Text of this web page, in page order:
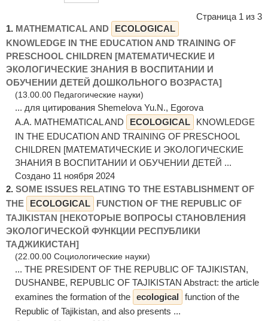
Страница 1 из 3
1. MATHEMATICAL AND
ECOLOGICAL
KNOWLEDGE IN THE EDUCATION AND TRAINING OF
PRESCHOOL CHILDREN [МАТЕМАТИЧЕСКИЕ И
ЭКОЛОГИЧЕСКИЕ ЗНАНИЯ В ВОСПИТАНИИ И
ОБУЧЕНИИ ДЕТЕЙ ДОШКОЛЬНОГО ВОЗРАСТА]
(13.00.00 Педагогические науки)
... для цитирования Shemelova Yu.N., Egorova
A.A. MATHEMATICAL AND
ECOLOGICAL
KNOWLEDGE
IN THE EDUCATION AND TRAINING OF PRESCHOOL
CHILDREN [МАТЕМАТИЧЕСКИЕ И ЭКОЛОГИЧЕСКИЕ
ЗНАНИЯ В ВОСПИТАНИИ И ОБУЧЕНИИ ДЕТЕЙ ...
Создано 11 ноября 2024
2. SOME ISSUES RELATING TO THE ESTABLISHMENT OF
THE
ECOLOGICAL
FUNCTION OF THE REPUBLIC OF
TAJIKISTAN [НЕКОТОРЫЕ ВОПРОСЫ СТАНОВЛЕНИЯ
ЭКОЛОГИЧЕСКОЙ ФУНКЦИИ РЕСПУБЛИКИ
ТАДЖИКИСТАН]
(22.00.00 Социологические науки)
... THE PRESIDENT OF THE REPUBLIC OF TAJIKISTAN,
DUSHANBE, REPUBLIC OF TAJIKISTAN Abstract: the article
examines the formation of the ecological function of the
Republic of Tajikistan, and also presents ...